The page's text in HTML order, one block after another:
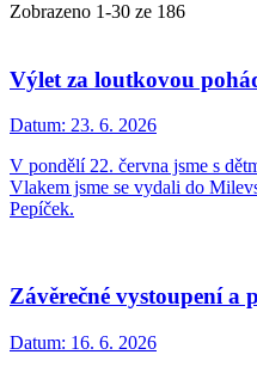
Zobrazeno 1-30 ze 186
Výlet za loutkovou
Datum: 23. 6. 2026
V pondělí 22. června jsme s
Vlakem jsme se vydali do
Pepíček.
Závěrečné vystoupení a
Datum: 16. 6. 2026